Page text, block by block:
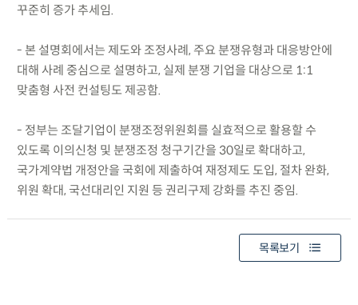
꾸준히 증가 추세임.
- 본 설명회에서는 제도와 조정사례, 주요 분쟁유형과 대응방안에
대해 사례 중심으로 설명하고, 실제 분쟁 기업을 대상으로 1:1
맞춤형 사전 컨설팅도 제공함.
- 정부는 조달기업이 분쟁조정위원회를 실효적으로 활용할 수
있도록 이의신청 및 분쟁조정 청구기간을 30일로 확대하고,
국가계약법 개정안을 국회에 제출하여 재정제도 도입, 절차 완화,
위원 확대, 국선대리인 지원 등 권리구제 강화를 추진 중임.
목록보기